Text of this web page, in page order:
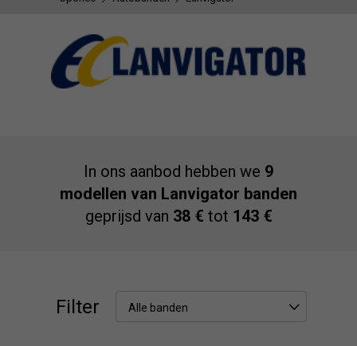
In ons aanbod hebben we 9
modellen van Lanvigator banden
geprijsd van 38 € tot 143 €
Filter Alle banden